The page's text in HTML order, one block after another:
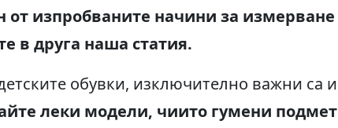
от изпробваните начини за измерване
в друга наша статия.
обувки, изключително важни са
леки модели, чиито гумени